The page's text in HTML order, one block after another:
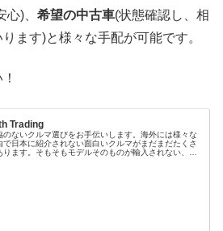
)、 希望の中古車(状態確認し、相
ます)と様々な手配が可能です。
Trading
のないクルマ選びをお手伝いします。海外には様々な
で日本に紹介されない面白いクルマがまだまだたくさ
ります。そもそもモデルそのものが輸入されない、輸